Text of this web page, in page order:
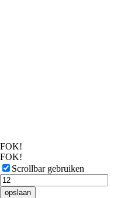
FOK!
FOK!
Scrollbar gebruiken
opslaan